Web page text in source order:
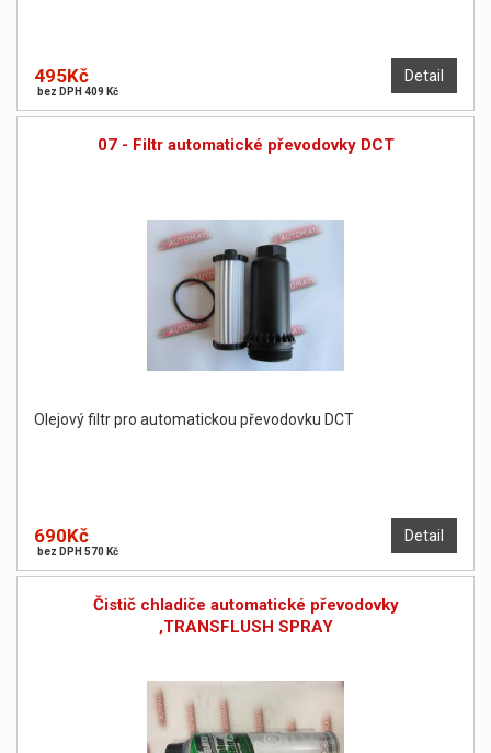
Detail
495Kč
bez DPH 409 Kč
07 - Filtr automatické převodovky DCT
Olejový filtr pro automatickou převodovku DCT
Detail
690Kč
bez DPH 570 Kč
Čistič chladiče automatické převodovky
,TRANSFLUSH SPRAY